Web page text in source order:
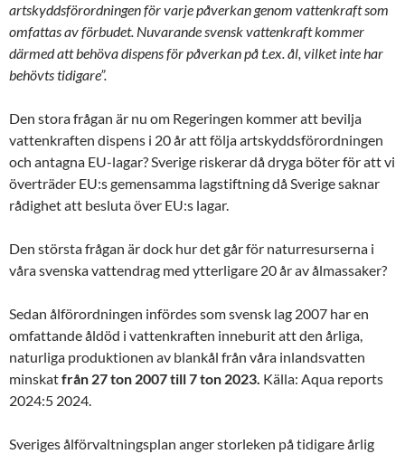
artskyddsförordningen för varje påverkan genom vattenkraft som
omfattas av förbudet. Nuvarande svensk vattenkraft kommer
därmed att behöva dispens för påverkan på t.ex. ål, vilket inte har
behövts tidigare”.
Den stora frågan är nu om Regeringen kommer att bevilja
vattenkraften dispens i 20 år att följa artskyddsförordningen
och antagna EU-lagar? Sverige riskerar då dryga böter för att vi
överträder EU:s gemensamma lagstiftning då Sverige saknar
rådighet att besluta över EU:s lagar.
Den största frågan är dock hur det går för naturresurserna i
våra svenska vattendrag med ytterligare 20 år av ålmassaker?
Sedan ålförordningen infördes som svensk lag 2007 har en
omfattande åldöd i vattenkraften inneburit att den årliga,
naturliga produktionen av blankål från våra inlandsvatten
minskatfrån 27 ton 2007 till 7 ton 2023. Källa: Aqua reports
2024:5 2024.
Sveriges ålförvaltningsplan anger storleken på tidigare årlig